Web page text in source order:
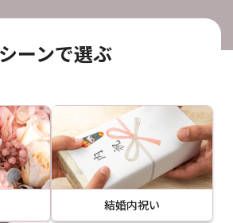
シーンで選ぶ
結婚内祝い